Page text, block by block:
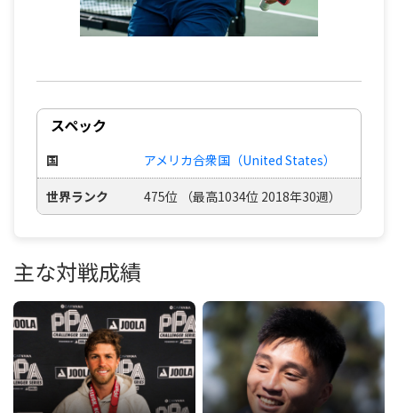
スペック
国 アメリカ合衆国（United States）
世界ランク 475位 （最高1034位 2018年30週）
主な対戦成績